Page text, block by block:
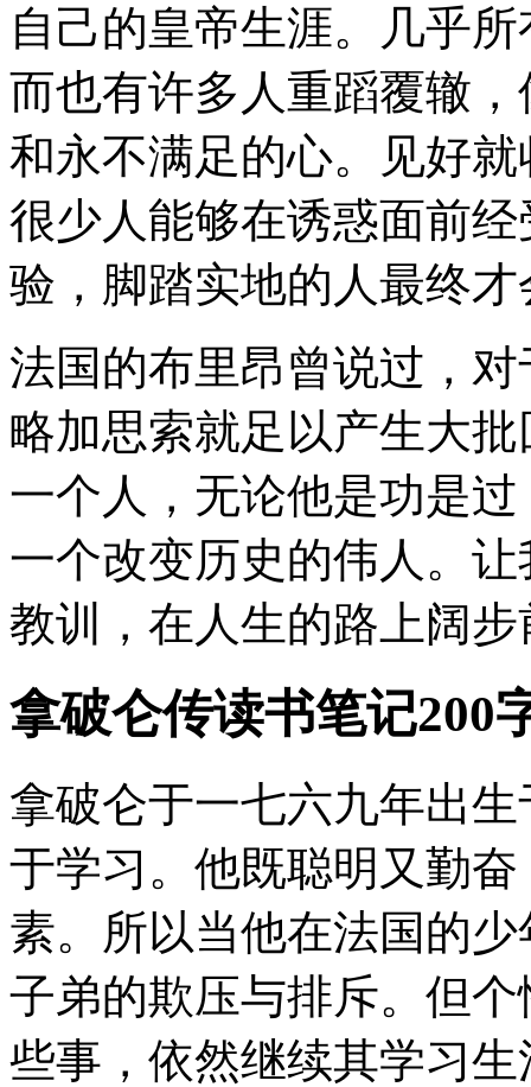
自己的皇帝生涯。几乎
而也有许多人重蹈覆辙
和永不满足的心。见好
很少人能够在诱惑面前
验，脚踏实地的人最终
法国的布里昂曾说过，
略加思索就足以产生大
一个人，无论他是功是
一个改变历史的伟人。
教训，在人生的路上阔
拿破仑传读书笔记200
拿破仑于一七六九年出
于学习。他既聪明又勤
素。所以当他在法国的
子弟的欺压与排斥。但
些事，依然继续其学习